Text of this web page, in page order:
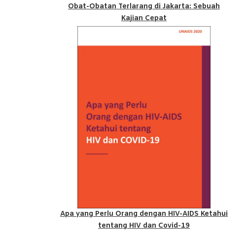
Obat-Obatan Terlarang di Jakarta: Sebuah
Kajian Cepat
Apa yang Perlu Orang dengan HIV-AIDS Ketahui
tentang HIV dan Covid-19